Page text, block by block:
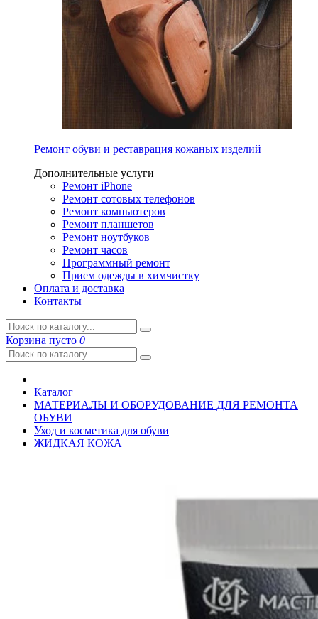
Ремонт обуви и реставрация кожаных изделий
Дополнительные услуги
Ремонт iPhone
Ремонт сотовых телефонов
Ремонт компьютеров
Ремонт планшетов
Ремонт ноутбуков
Ремонт часов
Программный ремонт
Прием одежды в химчистку
Оплата и доставка
Контакты
Корзина пусто 0
Каталог
МАТЕРИАЛЫ И ОБОРУДОВАНИЕ ДЛЯ РЕМОНТА
ОБУВИ
Уход и косметика для обуви
ЖИДКАЯ КОЖА